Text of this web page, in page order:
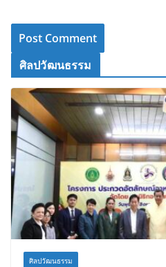
ศิลปวัฒนธรรม
ศิลปวัฒนธรรม